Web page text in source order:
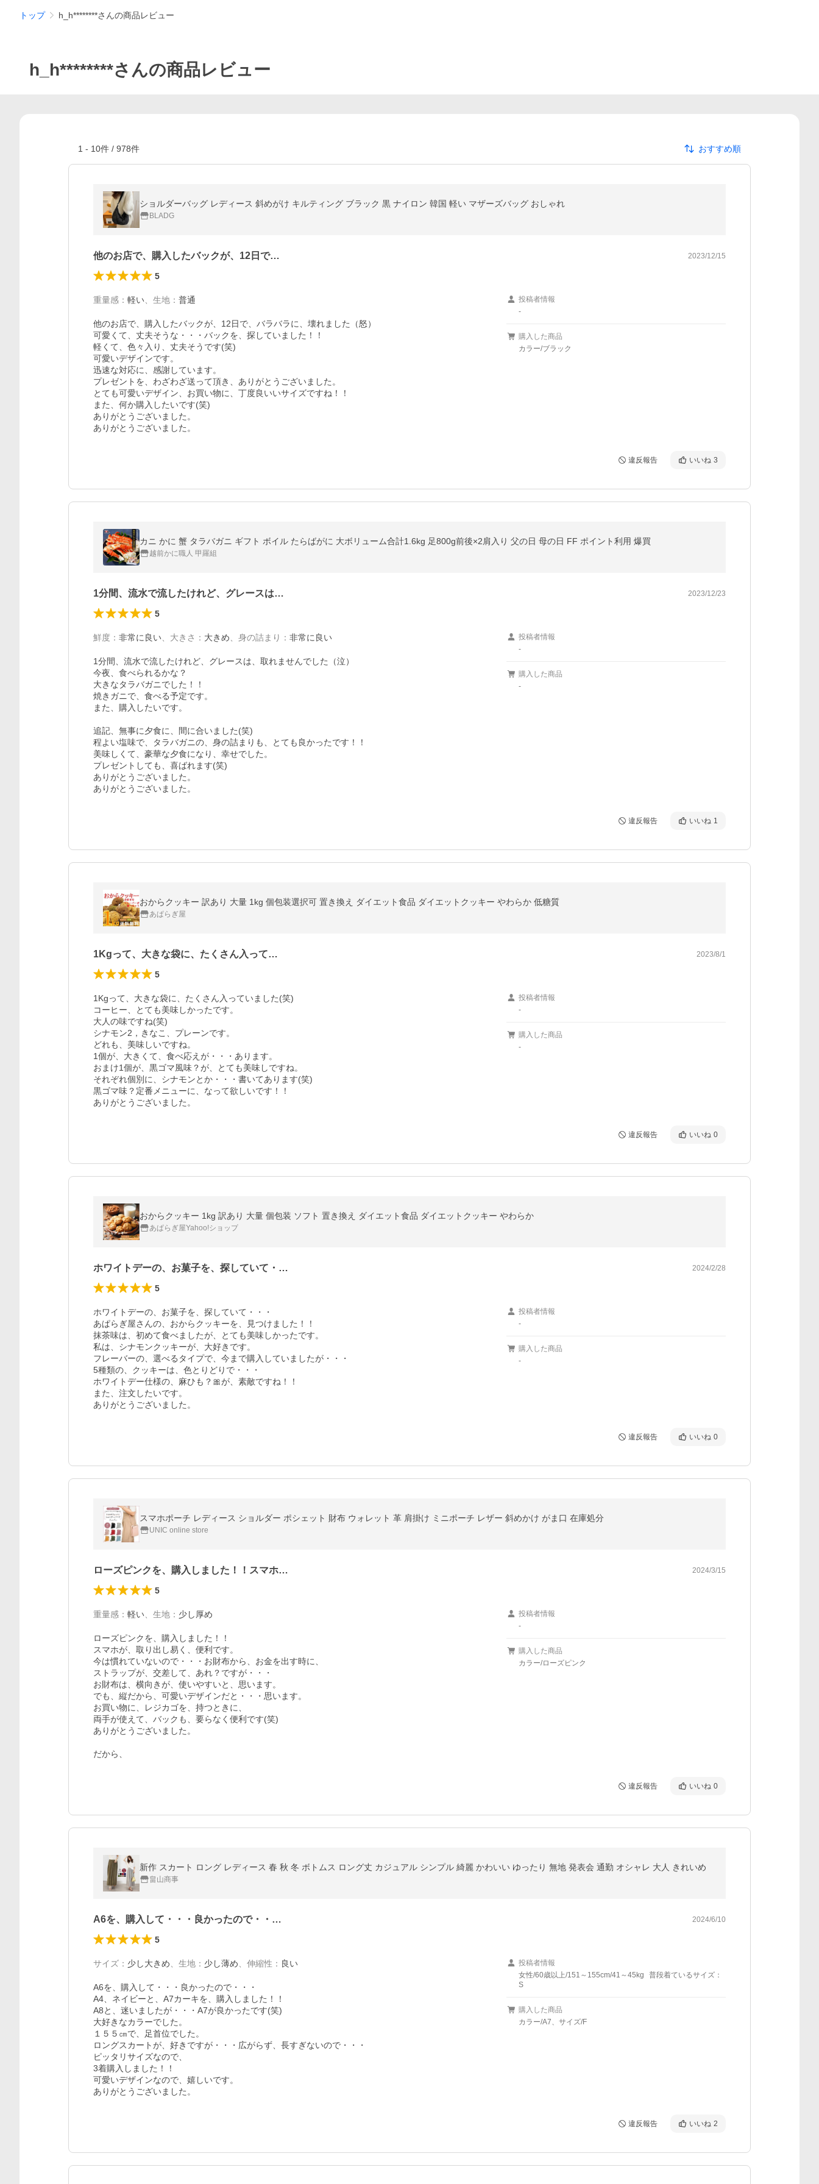
トップ h_h********さんの商品レビュー
h_h********さんの商品レビュー
1 - 10件 / 978件 おすすめ順
ショルダーバッグ レディース 斜めがけ キルティング ブラック 黒 ナイロン 韓国 軽い マザーズバッグ おしゃれ
BLADG
他のお店で、購入したバックが、12日で… 2023/12/15
5
重量感 ： 軽い 生地 ： 普通
他のお店で、購入したバックが、12日で、バラバラに、壊れました（怒）
可愛くて、丈夫そうな・・・バックを、探していました！！
軽くて、色々入り、丈夫そうです(笑)
可愛いデザインです。
迅速な対応に、感謝しています。
プレゼントを、わざわざ送って頂き、ありがとうございました。
とても可愛いデザイン、お買い物に、丁度良いいサイズですね！！
また、何か購入したいです(笑)
ありがとうございました。
ありがとうございました。
投稿者情報
-
購入した商品
カラー/ブラック
違反報告 いいね 3
カニ かに 蟹 タラバガニ ギフト ボイル たらばがに 大ボリューム合計1.6kg 足800g前後×2肩入り 父の日 母の日 FF ポイント利用 爆買
越前かに職人 甲羅組
1分間、流水で流したけれど、グレースは… 2023/12/23
5
鮮度 ： 非常に良い 大きさ ： 大きめ 身の詰まり ： 非常に良い
1分間、流水で流したけれど、グレースは、取れませんでした（泣）
今夜、食べられるかな？
大きなタラバガニでした！！
焼きガニで、食べる予定です。
また、購入したいです。
追記、無事に夕食に、間に合いました(笑)
程よい塩味で、タラバガニの、身の詰まりも、とても良かったです！！
美味しくて、豪華な夕食になり、幸せでした。
プレゼントしても、喜ばれます(笑)
ありがとうございました。
ありがとうございました。
投稿者情報
-
購入した商品
-
違反報告 いいね 1
おからクッキー 訳あり 大量 1kg 個包装選択可 置き換え ダイエット食品 ダイエットクッキー やわらか 低糖質
あぱらぎ屋
1Kgって、大きな袋に、たくさん入って… 2023/8/1
5
1Kgって、大きな袋に、たくさん入っていました(笑)
コーヒー、とても美味しかったです。
大人の味ですね(笑)
シナモン2，きなこ、プレーンです。
どれも、美味しいですね。
1個が、大きくて、食べ応えが・・・あります。
おまけ1個が、黒ゴマ風味？が、とても美味しですね。
それぞれ個別に、シナモンとか・・・書いてあります(笑)
黒ゴマ味？定番メニューに、なって欲しいです！！
ありがとうございました。
投稿者情報
-
購入した商品
-
違反報告 いいね 0
おからクッキー 1kg 訳あり 大量 個包装 ソフト 置き換え ダイエット食品 ダイエットクッキー やわらか
あぱらぎ屋Yahoo!ショップ
ホワイトデーの、お菓子を、探していて・… 2024/2/28
5
ホワイトデーの、お菓子を、探していて・・・
あぱらぎ屋さんの、おからクッキーを、見つけました！！
抹茶味は、初めて食べましたが、とても美味しかったです。
私は、シナモンクッキーが、大好きです。
フレーバーの、選べるタイプで、今まで購入していましたが・・・
5種類の、クッキーは、色とりどりで・・・
ホワイトデー仕様の、麻ひも？🎀が、素敵ですね！！
また、注文したいです。
ありがとうございました。
投稿者情報
-
購入した商品
-
違反報告 いいね 0
スマホポーチ レディース ショルダー ポシェット 財布 ウォレット 革 肩掛け ミニポーチ レザー 斜めかけ がま口 在庫処分
UNIC online store
ローズピンクを、購入しました！！スマホ… 2024/3/15
5
重量感 ： 軽い 生地 ： 少し厚め
ローズピンクを、購入しました！！
スマホが、取り出し易く、便利です。
今は慣れていないので・・・お財布から、お金を出す時に、
ストラップが、交差して、あれ？ですが・・・
お財布は、横向きが、使いやすいと、思います。
でも、縦だから、可愛いデザインだと・・・思います。
お買い物に、レジカゴを、持つときに、
両手が使えて、バックも、要らなく便利です(笑)
ありがとうございました。
だから、
投稿者情報
-
購入した商品
カラー/ローズピンク
違反報告 いいね 0
新作 スカート ロング レディース 春 秋 冬 ボトムス ロング丈 カジュアル シンプル 綺麗 かわいい ゆったり 無地 発表会 通勤 オシャレ 大人 きれいめ
畠山商事
A6を、購入して・・・良かったので・・… 2024/6/10
5
サイズ ： 少し大きめ 生地 ： 少し薄め 伸縮性 ： 良い
A6を、購入して・・・良かったので・・・
A4、ネイビーと、A7カーキを、購入しました！！
A8と、迷いましたが・・・A7が良かったです(笑)
大好きなカラーでした。
１５５㎝で、足首位でした。
ロングスカートが、好きですが・・・広がらず、長すぎないので・・・
ピッタリサイズなので、
3着購入しました！！
可愛いデザインなので、嬉しいです。
ありがとうございました。
投稿者情報
女性/60歳以上/151～155cm/41～45kg
普段着ているサイズ：
S
購入した商品
カラー/A7、サイズ/F
違反報告 いいね 2